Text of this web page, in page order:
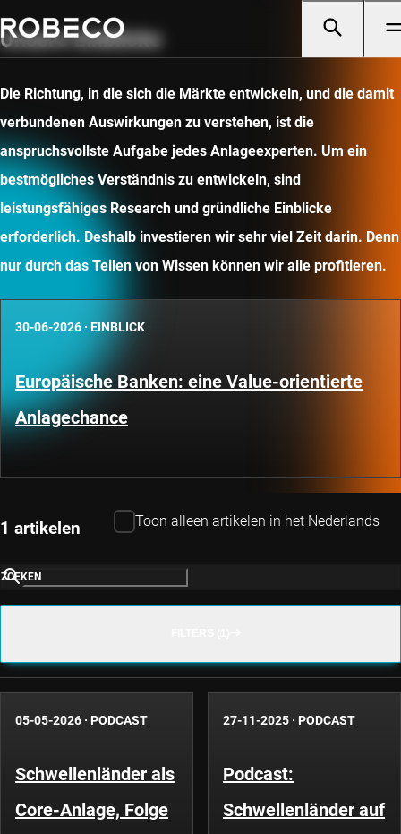
Unsere Einblicke
Die Richtung, in die sich die Märkte entwickeln, und die damit
verbundenen Auswirkungen zu verstehen, ist die
anspruchsvollste Aufgabe jedes Anlageexperten. Um ein
bestmögliches Verständnis zu entwickeln, sind
leistungsfähiges Research und gründliche Einblicke
erforderlich. Deshalb investieren wir sehr viel Zeit darin. Denn
nur durch das Teilen von Wissen können wir alle profitieren.
30-06-2026 · EINBLICK
Europäische Banken: eine Value-orientierte
Anlagechance
1 artikelen Toon alleen artikelen in het Nederlands
ZOEKEN
05-05-2026 · PODCAST
Schwellenländer als
Core-Anlage, Folge
27-11-2025 · PODCAST
Podcast:
Schwellenländer auf